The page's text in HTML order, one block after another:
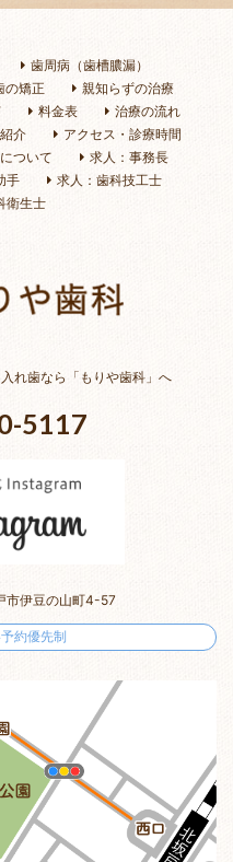
歯周病（歯槽膿漏）
の矯正
親知らずの治療
料金表
治療の流れ
介
アクセス・診療時間
ついて
求人：事務長
手
求人：歯科技工士
衛生士
れ歯なら「もりや歯科」へ
5117
市伊豆の山町4-57
約優先制